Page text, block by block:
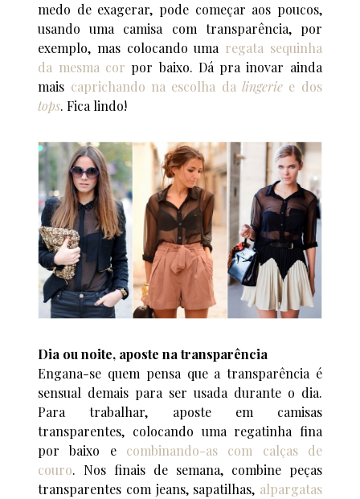
medo de exagerar, pode começar aos poucos,
usando uma camisa com transparência, por
exemplo, mas colocando uma regata sequinha
da mesma cor por baixo. Dá pra inovar ainda
mais caprichando na escolha dalingerie e dos
tops. Fica lindo!
Dia ou noite, aposte na transparência
Engana-se quem pensa que a transparência é
sensual demais para ser usada durante o dia.
Para trabalhar, aposte em camisas
transparentes, colocando uma regatinha fina
por baixo e combinando-as com calças de
couro. Nos finais de semana, combine peças
transparentes com jeans, sapatilhas, alpargatas